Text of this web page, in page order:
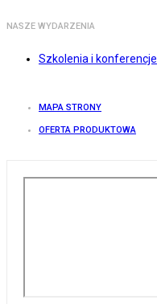
NASZE WYDARZENIA
Szkolenia i konferencje
MAPA STRONY
OFERTA PRODUKTOWA